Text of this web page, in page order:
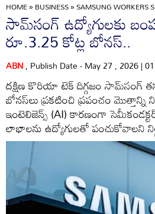
HOME»BUSINESS»SAMSUNG WORKERS
సామ్‌సంగ్ ఉద్యోగులకు
రూ.3.25 కోట్ల బోనస్..
ABN, Publish Date - May 27 , 2026 |
దక్షిణ కొరియా టెక్ దిగ్గజం సామ్‌సంగ్
బోనస్‌లు ప్రకటించి ప్రపంచం మొత్తాన్ని
ఇంటెలిజెన్స్ (AI) కారణంగా
లాభాలను ఉద్యోగులతో పంచుకోవాలని